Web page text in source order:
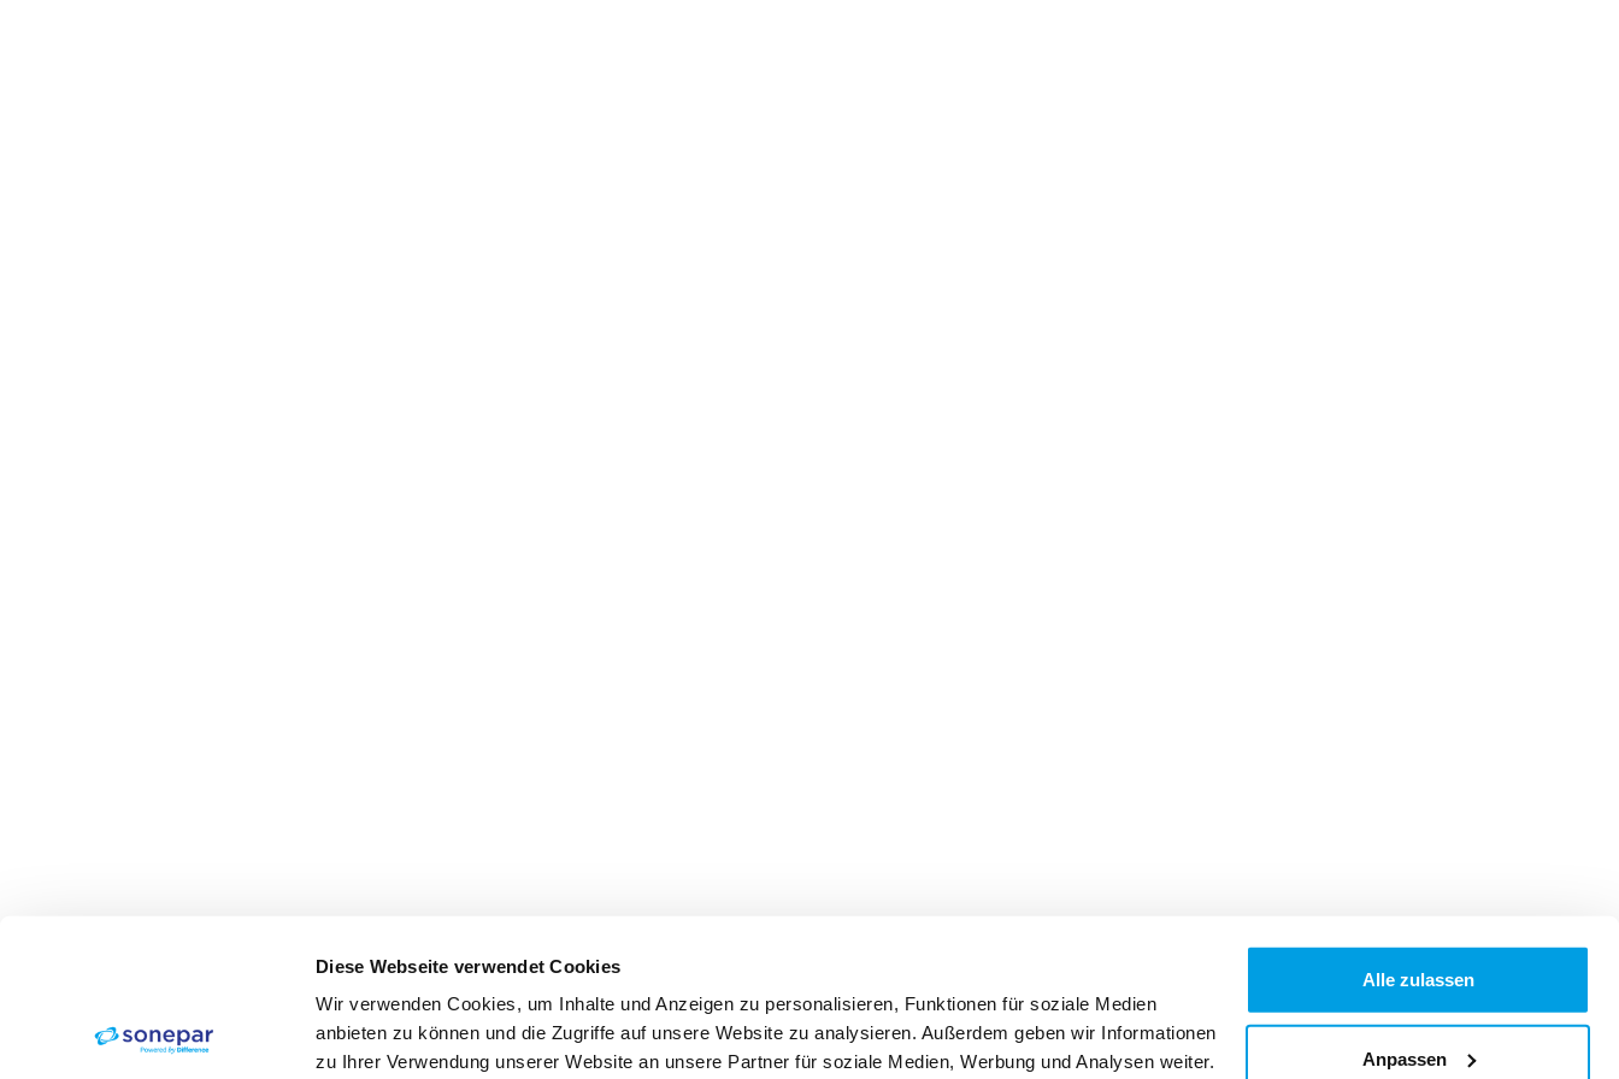
Diese Webseite verwendet Cookies
Wir verwenden Cookies, um Inhalte und Anzeigen zu personalisieren, Funktionen für soziale Medien
anbieten zu können und die Zugriffe auf unsere Website zu analysieren. Außerdem geben wir Informationen
zu Ihrer Verwendung unserer Website an unsere Partner für soziale Medien, Werbung und Analysen weiter.
Alle zulassen
Anpassen